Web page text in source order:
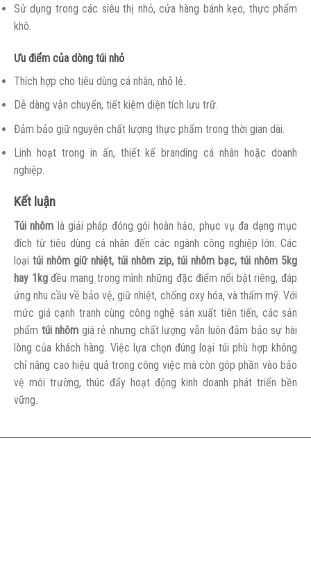
Sử dụng trong các siêu thị nhỏ, cửa hàng bánh kẹo, thực phẩm
khô.
Ưu điểm của dòng túi nhỏ
Thích hợp cho tiêu dùng cá nhân, nhỏ lẻ.
Dễ dàng vận chuyển, tiết kiệm diện tích lưu trữ.
Đảm bảo giữ nguyên chất lượng thực phẩm trong thời gian dài.
Linh hoạt trong in ấn, thiết kế branding cá nhân hoặc doanh
nghiệp.
Kết luận
Túi nhôm là giải pháp đóng gói hoàn hảo, phục vụ đa dạng mục
đích từ tiêu dùng cá nhân đến các ngành công nghiệp lớn. Các
loại túi nhôm giữ nhiệt, túi nhôm zip, túi nhôm bạc, túi nhôm 5kg
hay 1kgđều mang trong mình những đặc điểm nổi bật riêng, đáp
ứng nhu cầu về bảo vệ, giữ nhiệt, chống oxy hóa, và thẩm mỹ. Với
mức giá cạnh tranh cùng công nghệ sản xuất tiên tiến, các sản
phẩm túi nhôm giá rẻ nhưng chất lượng vẫn luôn đảm bảo sự hài
lòng của khách hàng. Việc lựa chọn đúng loại túi phù hợp không
chỉ nâng cao hiệu quả trong công việc mà còn góp phần vào bảo
vệ môi trường, thúc đẩy hoạt động kinh doanh phát triển bền
vững.